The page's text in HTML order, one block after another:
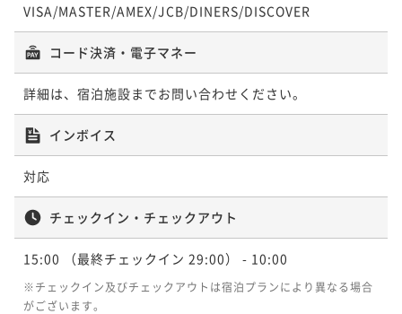
VISA/MASTER/AMEX/JCB/DINERS/DISCOVER
コード決済・電子マネー
詳細は、宿泊施設までお問い合わせください。
インボイス
対応
チェックイン・チェックアウト
15:00 （最終チェックイン 29:00） - 10:00
※チェックイン及びチェックアウトは宿泊プランにより異なる場合
がございます。